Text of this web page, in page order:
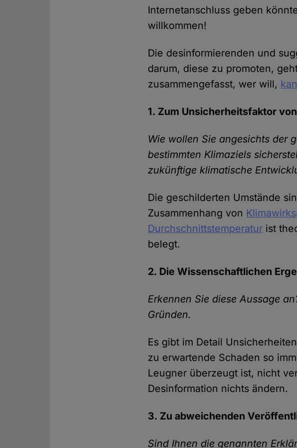
Internetanschluss geben
willkommen!
Die desinformierenden und
darum, diese zu promoten,
zusammengefasst, wer will,
1. Zum Unsicherheitsfaktor
Wie wollen Sie angesichts der
bestimmten Klimaziels
zukünftige klimatische
Die geschilderten Umstände
Zusammenhang von
Durchschnittstemperatur ist
belegt.
2. Die Wissenschaftlichen
Erkennen Sie diese Aussage
Gründen.
Es gibt im Detail
zu erwartende Schaden so
Leugner überzeugt ist, nicht
Desinformation nichts ändern.
3. Zu abweichenden
Sind Ihnen die genannten